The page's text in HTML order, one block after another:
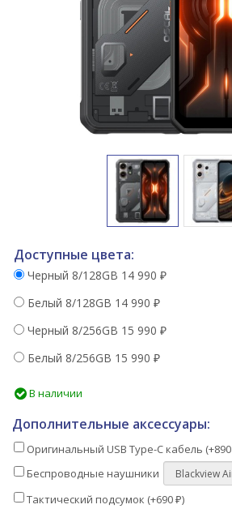
Доступные цвета:
Черный 8/128GB 14 990 ₽
Белый 8/128GB 14 990 ₽
Черный 8/256GB 15 990 ₽
Белый 8/256GB 15 990 ₽
В наличии
Дополнительные аксессуары:
Оригинальный USB Type-C кабель (+890
Беспроводные наушники
Тактический подсумок (+690 ₽)